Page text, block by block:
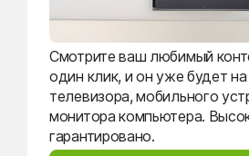
Смотрите ваш любимый
один клик, и он уже будет
телевизора, мобильного
монитора компьютера.
гарантировано.